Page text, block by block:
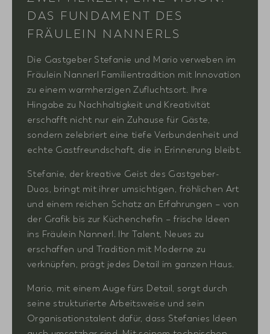
DAS FUNDAMENT DES
FRÄULEIN NANNERLS
Die Gastgeber Stefanie und Mario verweben im
Fräulein Nannerl Familientradition mit Innovation
zu einem warmherzigen Zufluchtsort. Ihre
Hingabe zu Nachhaltigkeit und Kreativität
erschafft nicht nur ein Zuhause für Gäste,
sondern zelebriert eine tiefe Verbundenheit und
echte Gastfreundschaft, die in Erinnerung bleibt.
Stefanie, der kreative Geist des Gastgeber-
Duos, bringt mit ihrer umsichtigen, fröhlichen Art
und einem reichen Schatz an Erfahrungen – von
der Grafik bis zur Küchenchefin – frische Ideen
ins Fräulein Nannerl. Ihr Talent, Neues zu
erschaffen und Tradition mit Moderne zu
verknüpfen, prägt jedes Detail im ganzen Haus.
Mario, mit einem Auge fürs Detail, sorgt durch
seine strukturierte Arbeitsweise und sein
Organisationstalent dafür, dass Stefanies Ideen